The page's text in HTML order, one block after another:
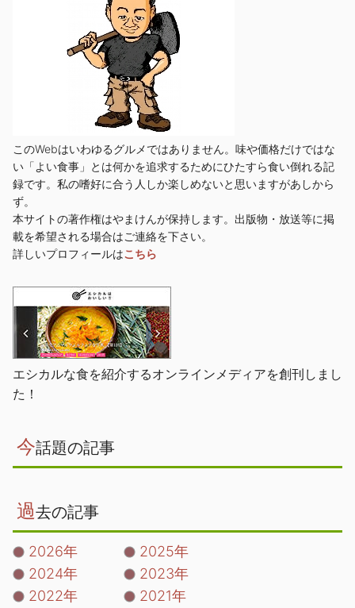
このWebはいわゆるグルメではありません。味や価格だけではな
い「よい食事」とは何かを追求するためにひたすら食い倒れる記
録です。私の嗜好に合う人しか楽しめないと思いますがあしから
ず。
本サイトの著作権はやまけんが保持します。出版物・放送等に掲
載を希望される場合はご連絡を下さい。
詳しいプロフィールはこちら
エシカルな食を紹介するオンラインメディアを創刊しまし
た！
今話題の記事
過去の記事
2026年
2025年
2024年
2023年
2022年
2021年